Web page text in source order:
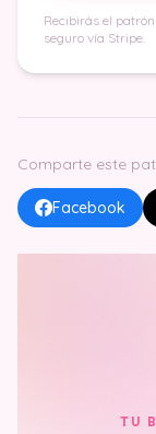
Recibirás el
seguro vía Stripe.
Comparte este
Facebook
TU